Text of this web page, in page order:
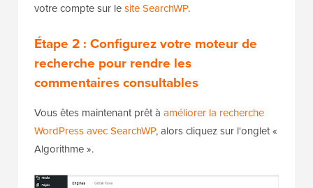
votre compte sur lesite SearchWP.
Étape 2 : Configurez votre moteur de
recherche pour rendre les
commentaires consultables
Vous êtes maintenant prêt à améliorer la recherche
WordPress avec SearchWP, alors cliquez sur l'onglet «
Algorithme ».